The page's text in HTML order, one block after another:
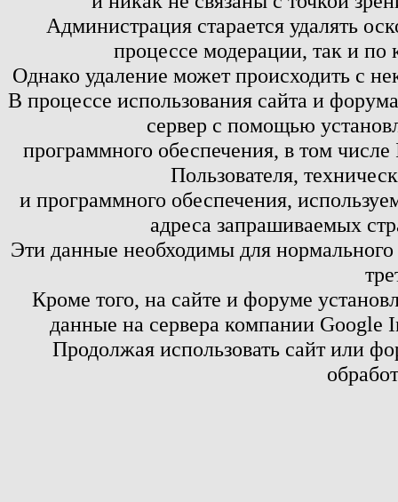
Администрация старается удалять
процессе модерации, так и по
Однако удаление может происходить с
В процессе использования сайта и
сервер с помощью
программного обеспечения, в том
Пользователя,
и программного обеспечения,
адреса запрашиваемых
Эти данные необходимы для
Кроме того, на сайте и форуме
данные на сервера компании
Продолжая использовать сайт или